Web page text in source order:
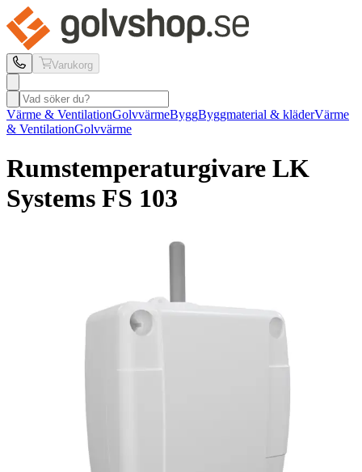
Varukorg
Värme & VentilationGolvvärmeByggByggmaterial & kläderVärme
& VentilationGolvvärme
Rumstemperaturgivare LK
Systems FS 103